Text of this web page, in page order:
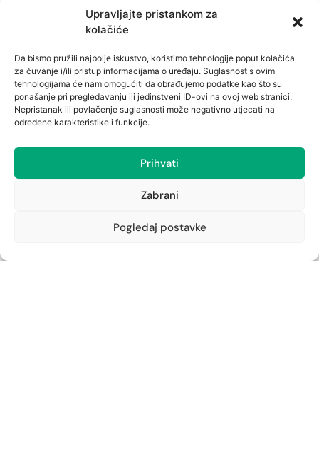
Upravljajte pristankom za
kolačiće
Da bismo pružili najbolje iskustvo, koristimo tehnologije poput kolačića
za čuvanje i/ili pristup informacijama o uređaju. Suglasnost s ovim
tehnologijama će nam omogućiti da obrađujemo podatke kao što su
ponašanje pri pregledavanju ili jedinstveni ID-ovi na ovoj web stranici.
Nepristanak ili povlačenje suglasnosti može negativno utjecati na
određene karakteristike i funkcije.
Prihvati
Zabrani
Pogledaj postavke
Naše ljekarne
Ljekarna Sušak
Ul. Tome Strižića 5
051/337-238
albahari@ljekarna-rijeka.hr
Ljekarna Cambieri
051/215-281
cambieri@ljekarna-rijeka.hr